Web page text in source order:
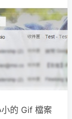
的 Gif 檔案